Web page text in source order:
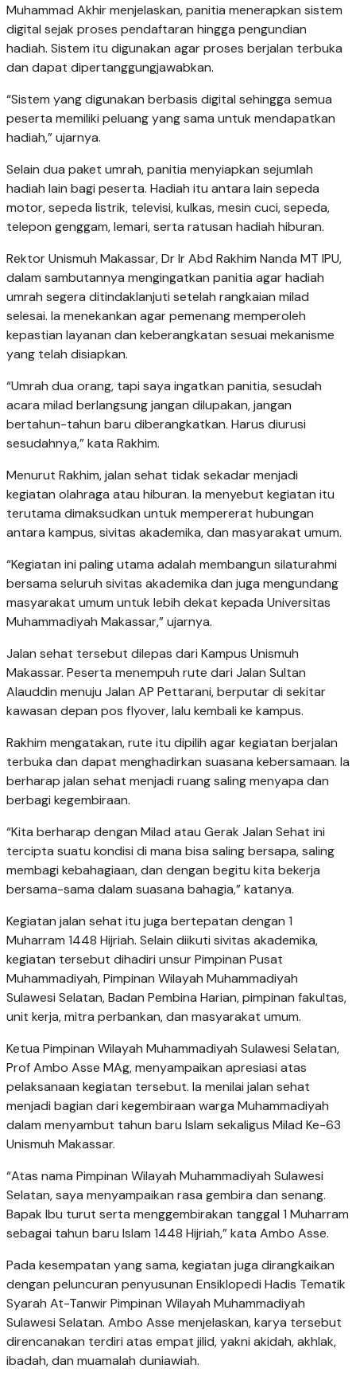
Muhammad Akhir menjelaskan, panitia menerapkan sistem
digital sejak proses pendaftaran hingga pengundian
hadiah. Sistem itu digunakan agar proses berjalan terbuka
dan dapat dipertanggungjawabkan.
“Sistem yang digunakan berbasis digital sehingga semua
peserta memiliki peluang yang sama untuk mendapatkan
hadiah,” ujarnya.
Selain dua paket umrah, panitia menyiapkan sejumlah
hadiah lain bagi peserta. Hadiah itu antara lain sepeda
motor, sepeda listrik, televisi, kulkas, mesin cuci, sepeda,
telepon genggam, lemari, serta ratusan hadiah hiburan.
Rektor Unismuh Makassar, Dr Ir Abd Rakhim Nanda MT IPU,
dalam sambutannya mengingatkan panitia agar hadiah
umrah segera ditindaklanjuti setelah rangkaian milad
selesai. Ia menekankan agar pemenang memperoleh
kepastian layanan dan keberangkatan sesuai mekanisme
yang telah disiapkan.
“Umrah dua orang, tapi saya ingatkan panitia, sesudah
acara milad berlangsung jangan dilupakan, jangan
bertahun-tahun baru diberangkatkan. Harus diurusi
sesudahnya,” kata Rakhim.
Menurut Rakhim, jalan sehat tidak sekadar menjadi
kegiatan olahraga atau hiburan. Ia menyebut kegiatan itu
terutama dimaksudkan untuk mempererat hubungan
antara kampus, sivitas akademika, dan masyarakat umum.
“Kegiatan ini paling utama adalah membangun silaturahmi
bersama seluruh sivitas akademika dan juga mengundang
masyarakat umum untuk lebih dekat kepada Universitas
Muhammadiyah Makassar,” ujarnya.
Jalan sehat tersebut dilepas dari Kampus Unismuh
Makassar. Peserta menempuh rute dari Jalan Sultan
Alauddin menuju Jalan AP Pettarani, berputar di sekitar
kawasan depan pos flyover, lalu kembali ke kampus.
Rakhim mengatakan, rute itu dipilih agar kegiatan berjalan
terbuka dan dapat menghadirkan suasana kebersamaan. Ia
berharap jalan sehat menjadi ruang saling menyapa dan
berbagi kegembiraan.
“Kita berharap dengan Milad atau Gerak Jalan Sehat ini
tercipta suatu kondisi di mana bisa saling bersapa, saling
membagi kebahagiaan, dan dengan begitu kita bekerja
bersama-sama dalam suasana bahagia,” katanya.
Kegiatan jalan sehat itu juga bertepatan dengan 1
Muharram 1448 Hijriah. Selain diikuti sivitas akademika,
kegiatan tersebut dihadiri unsur Pimpinan Pusat
Muhammadiyah, Pimpinan Wilayah Muhammadiyah
Sulawesi Selatan, Badan Pembina Harian, pimpinan fakultas,
unit kerja, mitra perbankan, dan masyarakat umum.
Ketua Pimpinan Wilayah Muhammadiyah Sulawesi Selatan,
Prof Ambo Asse MAg, menyampaikan apresiasi atas
pelaksanaan kegiatan tersebut. Ia menilai jalan sehat
menjadi bagian dari kegembiraan warga Muhammadiyah
dalam menyambut tahun baru Islam sekaligus Milad Ke-63
Unismuh Makassar.
“Atas nama Pimpinan Wilayah Muhammadiyah Sulawesi
Selatan, saya menyampaikan rasa gembira dan senang.
Bapak Ibu turut serta menggembirakan tanggal 1 Muharram
sebagai tahun baru Islam 1448 Hijriah,” kata Ambo Asse.
Pada kesempatan yang sama, kegiatan juga dirangkaikan
dengan peluncuran penyusunan Ensiklopedi Hadis Tematik
Syarah At-Tanwir Pimpinan Wilayah Muhammadiyah
Sulawesi Selatan. Ambo Asse menjelaskan, karya tersebut
direncanakan terdiri atas empat jilid, yakni akidah, akhlak,
ibadah, dan muamalah duniawiah.